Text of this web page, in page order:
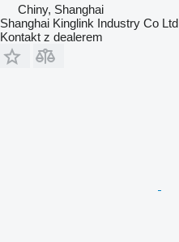
Chiny, Shanghai
Shanghai Kinglink Industry Co Ltd
Kontakt z dealerem